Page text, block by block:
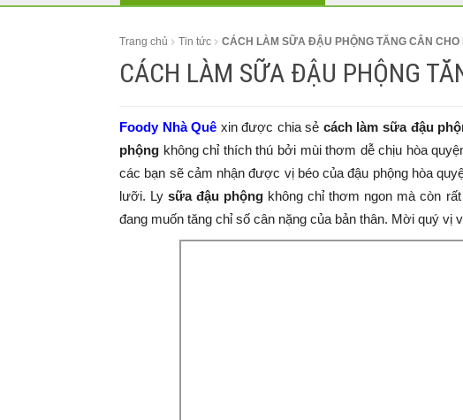
Trang chủ Tin tức CÁCH LÀM SỮA ĐẬU PHỘNG TĂNG CÂN CHO
CÁCH LÀM SỮA ĐẬU PHỘNG
Foody Nhà Quê xin được chia sẻ cách làm sữa đậu
phộng không chỉ thích thú bởi mùi thơm dễ chịu hòa
các bạn sẽ cảm nhận được vị béo của đậu phộng hòa
lưỡi. Lysữa đậu phộng không chỉ thơm ngon mà còn
đang muốn tăng chỉ số cân nặng của bản thân. Mời quý vị